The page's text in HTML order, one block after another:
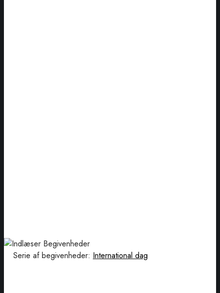
Serie af begivenheder: International dag